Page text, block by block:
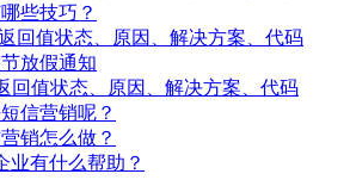
些技巧？
回值状态、原因、解决方案、代码
节放假通知
回值状态、原因、解决方案、代码
信营销呢？
销怎么做？
业有什么帮助？